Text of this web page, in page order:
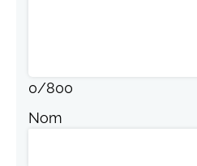
0/800
Nom